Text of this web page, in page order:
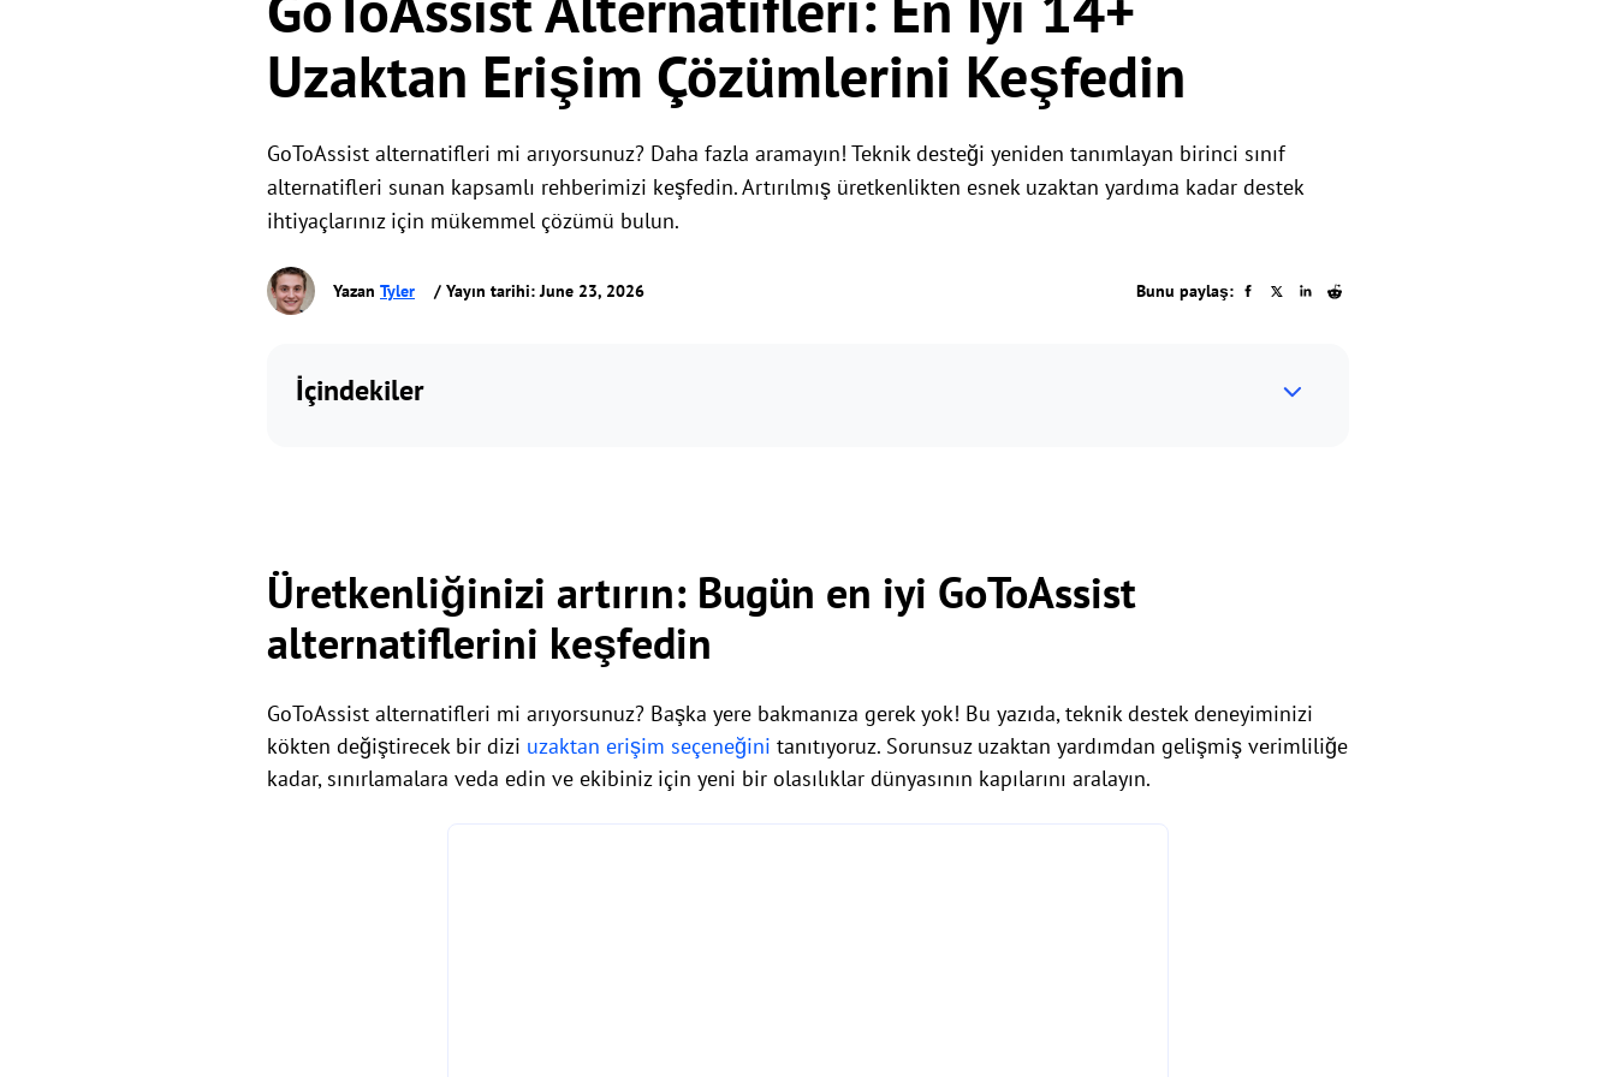
Uzaktan Erişim Çözümlerini Keşfedin
GoToAssist alternatifleri mi arıyorsunuz? Daha fazla aramayın! Teknik desteği yeniden tanımlayan birinci sınıf
alternatifleri sunan kapsamlı rehberimizi keşfedin. Artırılmış üretkenlikten esnek uzaktan yardıma kadar destek
ihtiyaçlarınız için mükemmel çözümü bulun.
Yazan Tyler / Yayın tarihi: June 23, 2026 Bunu paylaş:
İçindekiler
Üretkenliğinizi artırın: Bugün en iyi GoToAssist
alternatiflerini keşfedin
GoToAssist alternatifleri mi arıyorsunuz? Başka yere bakmanıza gerek yok! Bu yazıda, teknik destek deneyiminizi
kökten değiştirecek bir dizi uzaktan erişim seçeneğini tanıtıyoruz. Sorunsuz uzaktan yardımdan gelişmiş verimliliğe
kadar, sınırlamalara veda edin ve ekibiniz için yeni bir olasılıklar dünyasının kapılarını aralayın.